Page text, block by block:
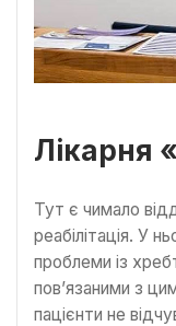
Лікарня
Тут є чимало
реабілітація. У
проблеми із
пов’язаними з
пацієнти не